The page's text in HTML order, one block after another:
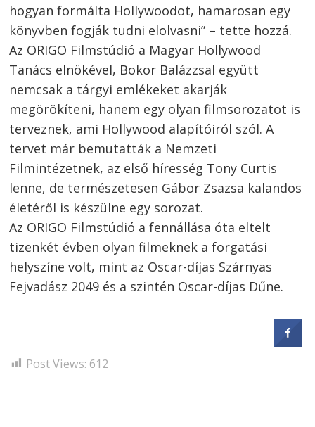
hogyan formálta Hollywoodot, hamarosan egy
könyvben fogják tudni elolvasni” – tette hozzá.
Az ORIGO Filmstúdió a Magyar Hollywood
Tanács elnökével, Bokor Balázzsal együtt
nemcsak a tárgyi emlékeket akarják
megörökíteni, hanem egy olyan filmsorozatot is
terveznek, ami Hollywood alapítóiról szól. A
tervet már bemutatták a Nemzeti
Filmintézetnek, az első híresség Tony Curtis
lenne, de természetesen Gábor Zsazsa kalandos
életéről is készülne egy sorozat.
Az ORIGO Filmstúdió a fennállása óta eltelt
tizenkét évben olyan filmeknek a forgatási
helyszíne volt, mint az Oscar-díjas Szárnyas
Fejvadász 2049 és a szintén Oscar-díjas Dűne.
Post Views: 612
navigáció